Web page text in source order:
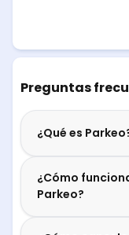
Preguntas
¿Qué es
¿Cómo
Parkeo?